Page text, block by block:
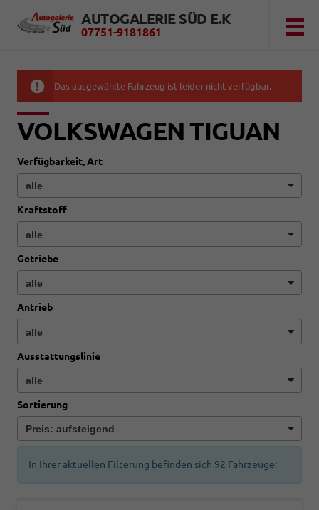
AUTOGALERIE SÜD E.K
07751-9181861
Das ausgewählte Fahrzeug ist leider nicht verfügbar.
VOLKSWAGEN TIGUAN
Verfügbarkeit, Art
Kraftstoff
Getriebe
Antrieb
Ausstattungslinie
Sortierung
In Ihrer aktuellen Filterung befinden sich 92 Fahrzeuge: